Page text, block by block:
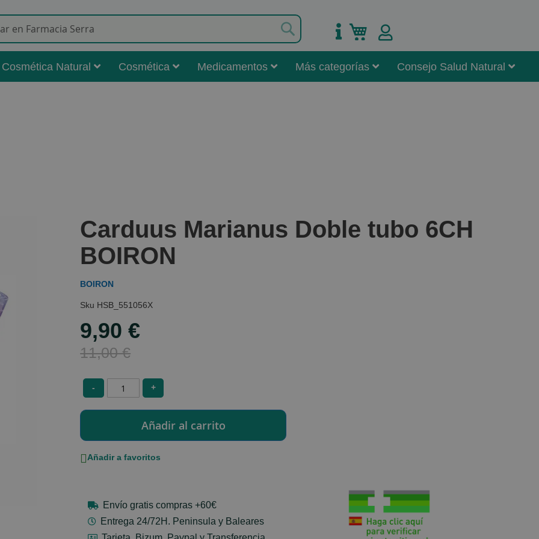
Mi carrito
Cosmética Natural Cosmética Medicamentos Más categorías Consejo Salud Natural
Carduus Marianus Doble tubo 6CH
BOIRON
BOIRON
HSB_551056X
Special
Price
9,90 €
11,00 €
- +
Añadir a favoritos
Envío gratis compras +60€
Entrega 24/72H. Peninsula y Baleares